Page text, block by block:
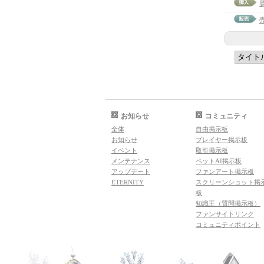
お知らせ
全体
お知らせ
イベント
メンテナンス
アップデート
ETERNITY
コミュニティ
自由掲示板
プレイヤー掲示板
取引掲示板
ペットAI掲示板
ファンアート掲示板
スクリーンショット掲
板
知識王（質問掲示板）
ファンサイトリンク
コミュニティポイント